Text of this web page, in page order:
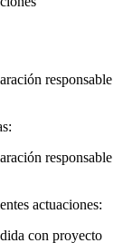
responsable
responsable
actuaciones:
con proyecto